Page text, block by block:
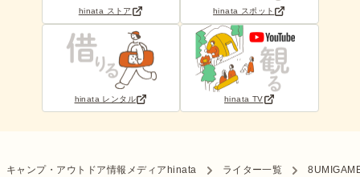
hinata ストア hinata スポット
hinata レンタル hinata TV
キャンプ・アウトドア情報メディアhinata ライター一覧